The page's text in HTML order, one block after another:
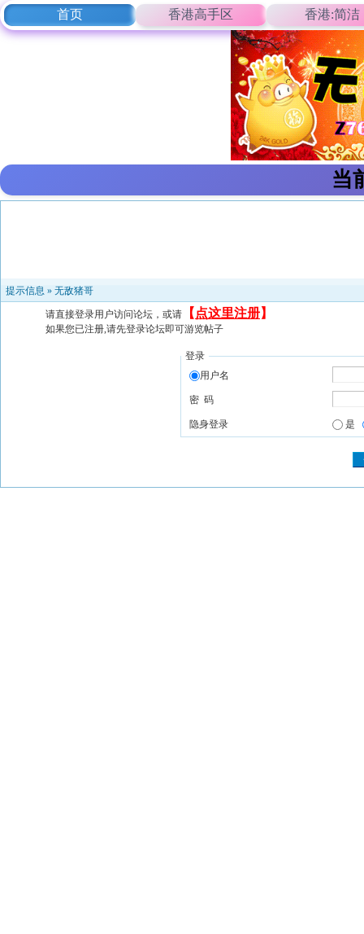
首页 香港高手区 香港:简洁
当
提示信息 » 无敌猪哥
请直接登录用户访问论坛，或请 【 点这里注册】
如果您已注册,请先登录论坛即可游览帖子
登录
用户名
密 码
隐身登录 是